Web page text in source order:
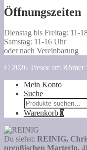
Öffnungszeiten
Dienstag bis Freitag: 11-
Samstag: 11-16 Uhr
oder nach Vereinbarung
© 2026 Tresor am
Mein Konto
Suche
Suche
nach:
Warenkorb 0
Du siehst: REINIG,
preußischen Marterln.